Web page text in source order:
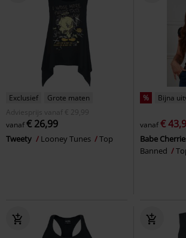
Exclusief
Grote maten
Adviesprijs
vanaf € 29,99
vanaf€ 26,99
Tweety Looney Tunes Top
% Bijna
vanaf€
Babe
Banned